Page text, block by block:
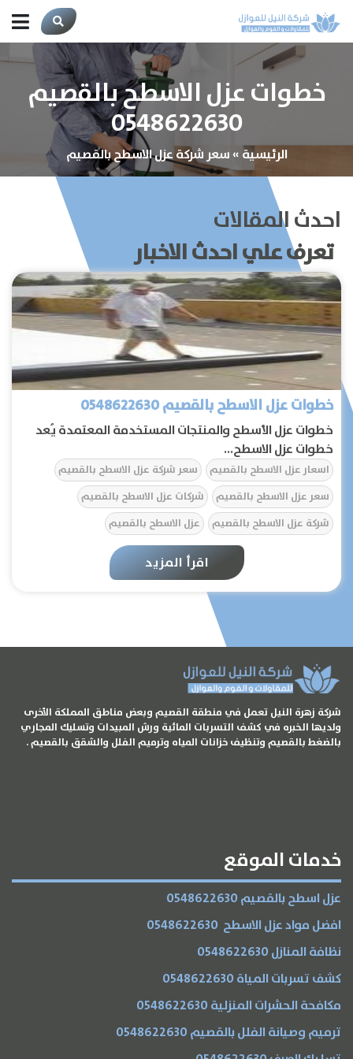
خطوات عزل الاسطح بالقصيم
0548622630
الرئيسية»سعر شركة عزل الاسطح بالقصيم
احدث المقالات
تعرف علي احدث الاخبار
خطوات عزل الاسطح بالقصيم 0548622630
خطوات عزل الأسطح والمنتجات المستخدمة المعتمدة يُعد
خطوات عزل الاسطح...
اسعار عزل الاسطح بالقصيم
سعر شركة عزل الاسطح بالقصيم
سعر عزل الاسطح بالقصيم
شركات عزل الاسطح بالقصيم
شركة عزل الاسطح بالقصيم
عزل الاسطح بالقصيم
اقرأ المزيد
شركة زهرة النيل تعمل في منطقة القصيم وبعض مناطق المملكة الأخرى
ولديها الخبره في كشف التسربات المائية ورش المبيدات وتسليك المجاري
بالضغط بالقصيم وتنظيف خزانات المياه وترميم الفلل والشقق بالقصيم .
خدمات الموقع
عزل اسطح بالقصيم 0548622630
افضل مواد عزل الاسطح 0548622630
نظافة المنازل 0548622630
كشف تسربات المياة 0548622630
مكافحة الحشرات المنزلية 0548622630
ترميم وصيانة الفلل بالقصيم 0548622630
الرئيسية
تواصل معنا
المقالات
الخدمات